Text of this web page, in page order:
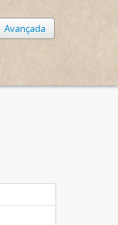
Avançada